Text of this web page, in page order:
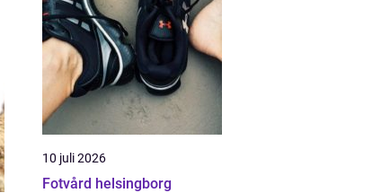
10 juli 2026
Fotvård helsingborg